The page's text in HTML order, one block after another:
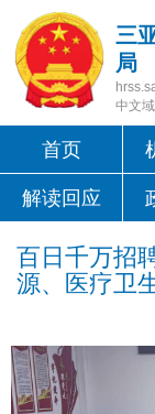
三
局
中文
首页
解读回应
百日千万招
源、医疗卫